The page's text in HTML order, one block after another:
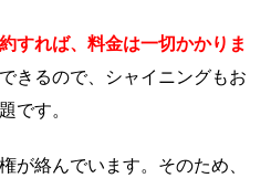
すれば、料金は一切かかりま
きるので、シャイニングもお
です。
が絡んでいます。そのため、